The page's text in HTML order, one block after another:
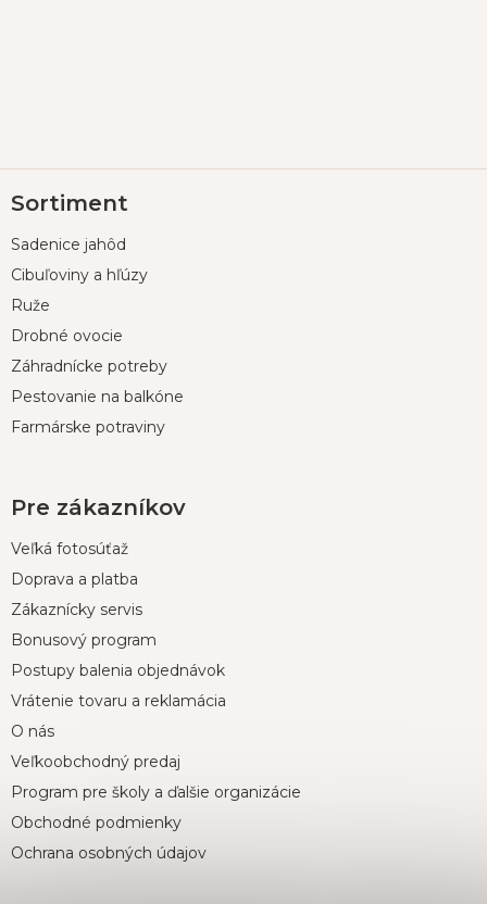
á
ä
Sortiment
Sadenice jahôd
Cibuľoviny a hľúzy
Ruže
Drobné ovocie
Záhradnícke potreby
Pestovanie na balkóne
Farmárske potraviny
Pre zákazníkov
Veľká fotosúťaž
Doprava a platba
Zákaznícky servis
Bonusový program
Postupy balenia objednávok
Vrátenie tovaru a reklamácia
O nás
Veľkoobchodný predaj
Program pre školy a ďalšie organizácie
Obchodné podmienky
Ochrana osobných údajov